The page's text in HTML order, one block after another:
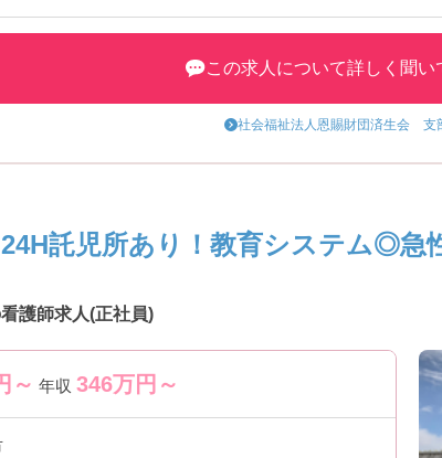
実しているため働きやすい環境を整えておりますので看護
ので、お気軽にお問い合わせください。ご応募お待ちしてい
この求人について詳しく聞い
社会福祉法人恩賜財団済生会 支
24H託児所あり！教育システム◎急
護師求人(正社員)
～ 年収 346万円～